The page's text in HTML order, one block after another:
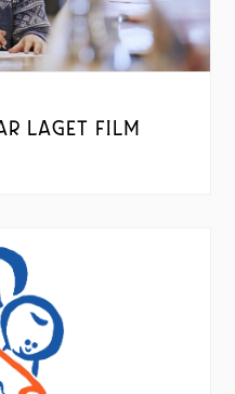
LAGET FILM